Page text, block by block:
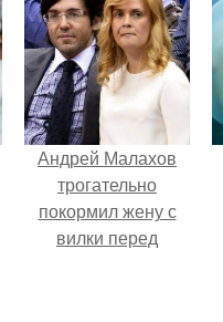
Андрей Малахов
трогательно
покормил жену с
вилки перед